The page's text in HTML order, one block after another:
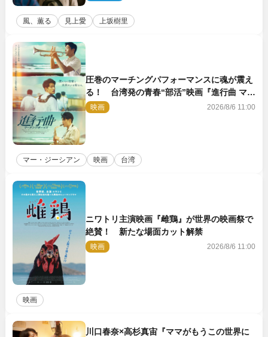
風、薫る 見上愛 上坂樹里
圧巻のマーチングパフォーマンスに魂が震え
る！ 台湾発の青春“部活”映画『進行曲 マー
チングボーイズ』予告解禁
映画 2026/8/6 11:00
マー・ジーシアン 映画 台湾
ニワトリ主演映画『雌鶏』が世界の映画祭で
絶賛！ 新たな場面カット解禁
映画 2026/8/6 11:00
映画
川口春奈×高杉真宙『ママがもうこの世界に